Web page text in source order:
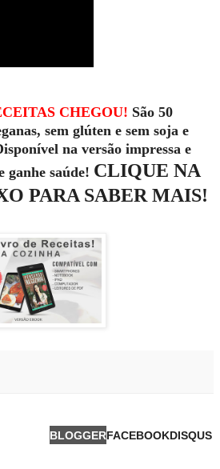
CHEGOU! São 50
sem glúten e sem soja e
na versão impressa e
ganhe saúde! CLIQUE NA
PARA SABER MAIS!
BLOGGERFACEBOOKDISQUS